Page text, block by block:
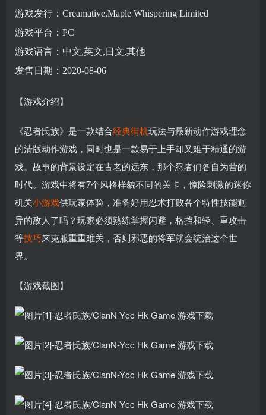
游戏发行：Creamative,Maple Whispering Limited
游戏平台：PC
游戏语言：中文,英文,日文,其他
发售日期：2020-08-06
【游戏介绍】
《忍者氏族》是一款结合经典街机玩法与最新动作游戏理念
的清版动作游戏，同时也是一款易于上手却又难于精通的游
戏。故事的背景设定在古老的远东，那个忍者们各自为营的
时代。游戏中将有7个风格样貌不同的关卡，惊险刺激的迷你
机关小游戏供玩家体验，准备好用忍术打败各个特性技能迥
异的敌人了吗？玩家必须熟练掌握闪避，格挡和轻、重攻击
等技巧来克服重重难关，否则邪恶的将军就会统治这个世
界。
【游戏截图】